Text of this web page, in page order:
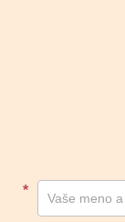
Kontakt
footer
*